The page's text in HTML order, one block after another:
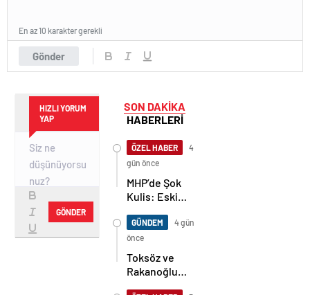
Gönder
En az 10 karakter gerekli
HIZLI YORUM
YAP
GÖNDER
SON DAKİKA
HABERLERİ
ÖZEL HABER
4
gün önce
MHP’de Şok
Kulis: Eski
Sahnede!
Korkmaz Yol
Vermiyor
GÜNDEM
4 gün
önce
Toksöz ve
Rakanoğlu